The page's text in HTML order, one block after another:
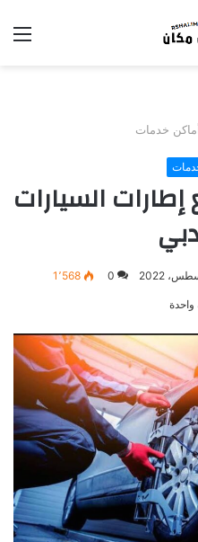
أماكن خدمات
إطارات السيارات
0 1٬568
واحدة